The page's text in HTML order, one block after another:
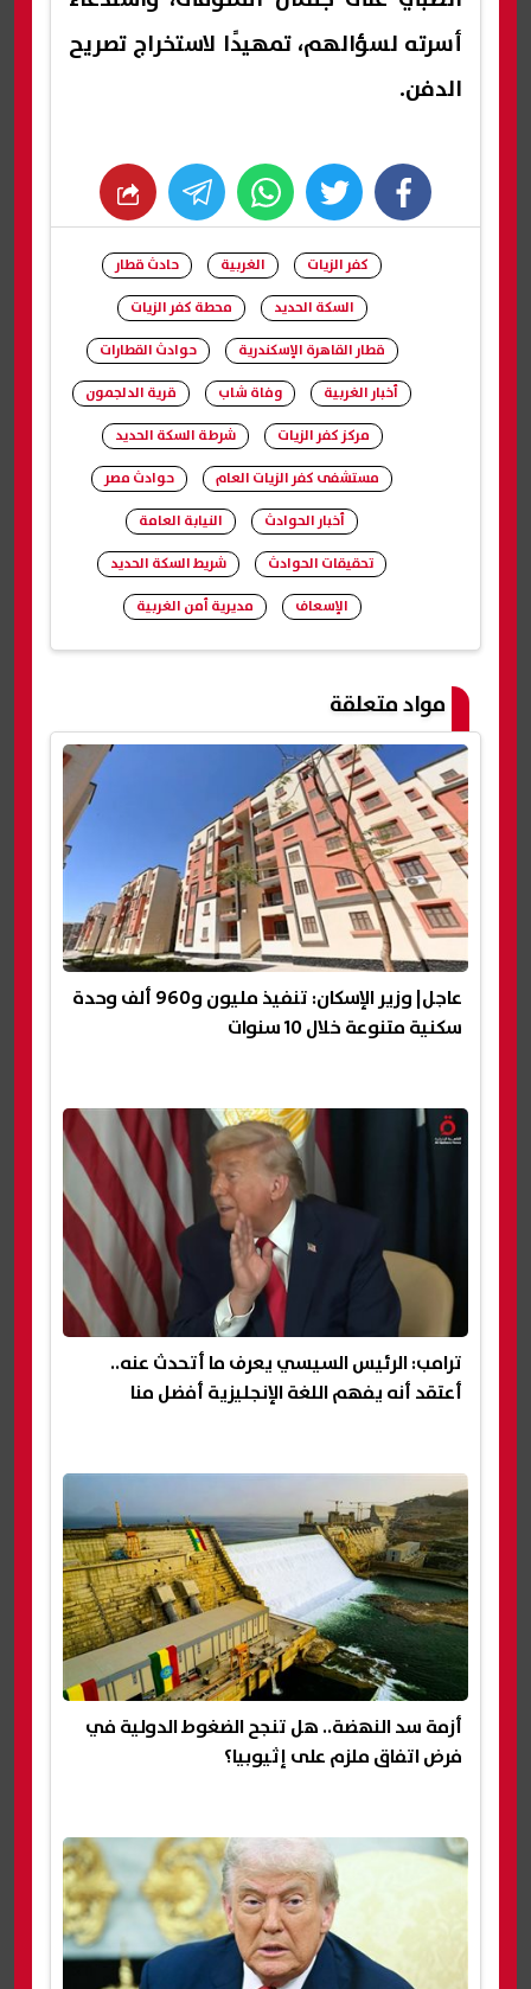
أسرته لسؤالهم، تمهيدًا لاستخراج تصريح
الدفن.
facebook
twitter
whats
كفر الزيات الغربية
حادث قطار
السكة الحديد
محطة كفر الزيات
قطار القاهرة الإسكندرية
حوادث القطارات
أخبار الغربية
وفاة شاب
قرية الدلجمون
مركز كفر الزيات
شرطة السكة الحديد
مستشفى كفر الزيات العام
حوادث مصر
أخبار الحوادث
النيابة العامة
تحقيقات الحوادث
شريط السكة الحديد
الإسعاف
مديرية أمن الغربية
مواد متعلقة
عاجل| وزير الإسكان: تنفيذ مليون و960 ألف وحدة
سكنية متنوعة خلال 10 سنوات
ترامب: الرئيس السيسي يعرف ما أتحدث عنه..
أعتقد أنه يفهم اللغة الإنجليزية أفضل منا
أزمة سد النهضة.. هل تنجح الضغوط الدولية في
فرض اتفاق ملزم على إثيوبيا؟